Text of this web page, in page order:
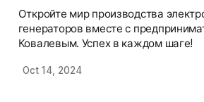
Откройте мир производства
генераторов вместе с
Ковалевым. Успех в каждом шаге!
Oct 14, 2024